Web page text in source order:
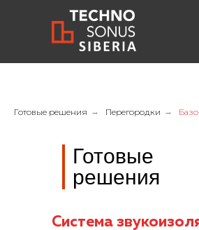
бесплатный звонок по
+7-800-600-61-
Готовые решения → Перегородки →
Готовые
решения
Система